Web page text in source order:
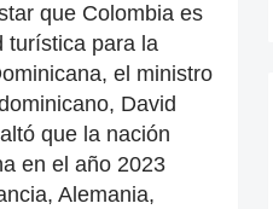
que Colombia es
turística para la
el ministro
David
que la nación
en el año 2023
Alemania,